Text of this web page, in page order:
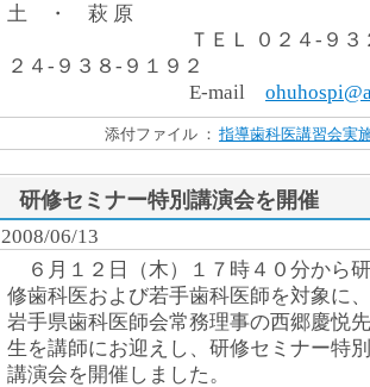
土 ・ 萩 原
ＴＥＬ ０２４-９３２-９
２４-９３８-９１９２
E-mail
添付ファイル ： 指導歯科医講習会実
研修セミナー特別講演会を開催
2008/06/13
６月１２日（木）１７時４０分から研
修歯科医および若手歯科医師を対象に、
岩手県歯科医師会常務理事の西郷慶悦先
生を講師にお迎えし、研修セミナー特別
講演会を開催しました。